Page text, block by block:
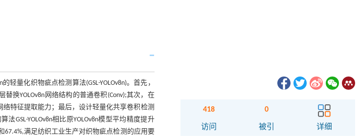
量化织物疵点检测算法(GSL-YOLOv8n)。首先，
换YOLOv8n网络结构的普通卷积(Conv);其次，在
特征提取能力；最后，设计轻量化共享卷积检测
GSL-YOLOv8n相比原YOLOv8n模型平均精度提升
67.4%,满足纺织工业生产对织物疵点检测的应用要
418
访问
0
被引 详细